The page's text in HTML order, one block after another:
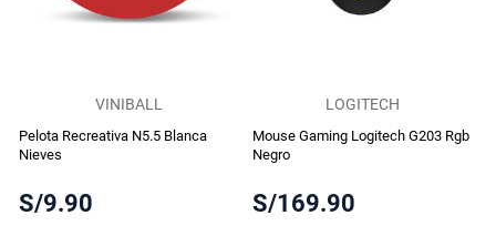
VINIBALL
Pelota Recreativa N5.5 Blanca
Nieves
S/9.90
LOGITECH
Mouse Gaming Logitech G203 Rgb
Negro
S/169.90